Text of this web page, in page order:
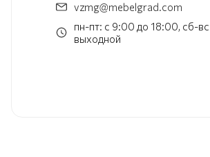
vzmg@mebelgrad.com
пн-пт: с 9:00 до 18:00, сб-
выходной